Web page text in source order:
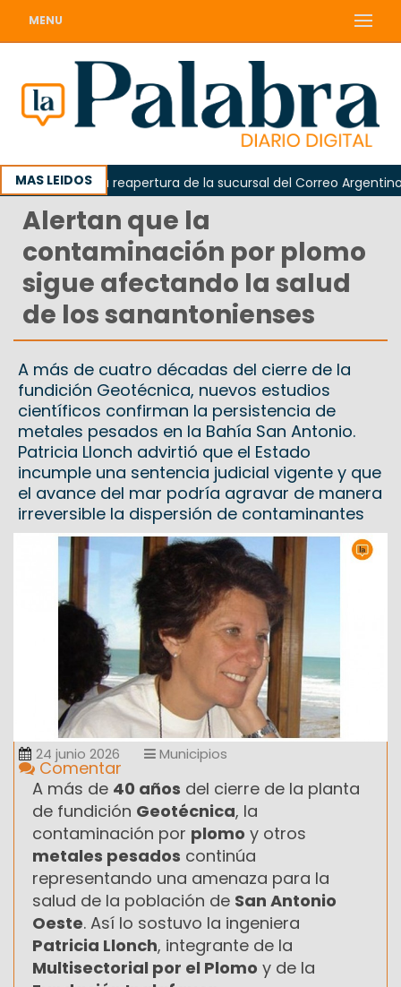
MENU
MAS LEIDOSla reapertura de la sucursal del Correo Argentino en
Alertan que la
contaminación por plomo
sigue afectando la salud
de los sanantonienses
A más de cuatro décadas del cierre de la
fundición Geotécnica, nuevos estudios
científicos confirman la persistencia de
metales pesados en la Bahía San Antonio.
Patricia Llonch advirtió que el Estado
incumple una sentencia judicial vigente y que
el avance del mar podría agravar de manera
irreversible la dispersión de contaminantes
24 junio 2026 Municipios
Comentar
A más de 40 años del cierre de la planta
de fundición Geotécnica, la
contaminación por plomo y otros
metales pesados continúa
representando una amenaza para la
salud de la población de San Antonio
Oeste. Así lo sostuvo la ingeniera
Patricia Llonch, integrante de la
Multisectorial por el Plomo y de la